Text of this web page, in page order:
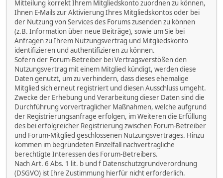
Mitteilung korrekt Ihrem Mitgliedskonto zuordnen zu können,
Ihnen E-Mails zur Aktivierung Ihres Mitgliedskontos oder bei
der Nutzung von Services des Forums zusenden zu können
(z.B. Information über neue Beiträge), sowie um Sie bei
Anfragen zu Ihrem Nutzungsvertrag und Mitgliedskonto
identifizieren und authentifizieren zu können.
Sofern der Forum-Betreiber bei Vertragsverstößen den
Nutzungsvertrag mit einem Mitglied kündigt, werden diese
Daten genutzt, um zu verhindern, dass dieses ehemalige
Mitglied sich erneut registriert und diesen Ausschluss umgeht.
Zwecke der Erhebung und Verarbeitung dieser Daten sind die
Durchführung vorvertraglicher Maßnahmen, welche aufgrund
der Registrierungsanfrage erfolgen, im Weiteren die Erfüllung
des bei erfolgreicher Registrierung zwischen Forum-Betreiber
und Forum-Mitglied geschlossenen Nutzungsvertrages. Hinzu
kommen im begründeten Einzelfall nachvertragliche
berechtigte Interessen des Forum-Betreibers.
Nach Art. 6 Abs. 1 lit. b und f Datenschutzgrundverordnung
(DSGVO) ist Ihre Zustimmung hierfür nicht erforderlich.